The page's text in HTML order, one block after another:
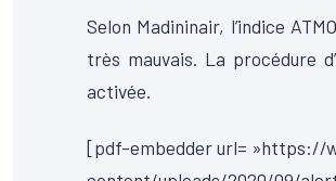
Selon Madininair, l’indice
très mauvais. La procédure
activée.
[pdf-embedder url= »https://